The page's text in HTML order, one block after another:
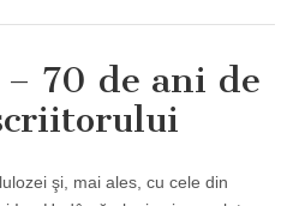
70 de ani de
şi, mai ales, cu cele din